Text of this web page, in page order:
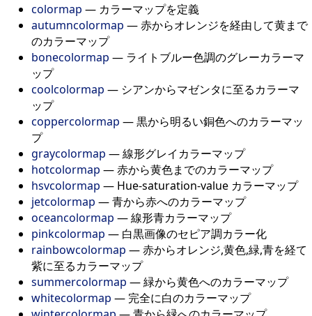
colormap — カラーマップを定義
autumncolormap — 赤からオレンジを経由して黄まで
のカラーマップ
bonecolormap — ライトブルー色調のグレーカラーマ
ップ
coolcolormap — シアンからマゼンタに至るカラーマ
ップ
coppercolormap — 黒から明るい銅色へのカラーマッ
プ
graycolormap — 線形グレイカラーマップ
hotcolormap — 赤から黄色までのカラーマップ
hsvcolormap — Hue-saturation-value カラーマップ
jetcolormap — 青から赤へのカラーマップ
oceancolormap — 線形青カラーマップ
pinkcolormap — 白黒画像のセピア調カラー化
rainbowcolormap — 赤からオレンジ,黄色,緑,青を経て
紫に至るカラーマップ
summercolormap — 緑から黄色へのカラーマップ
whitecolormap — 完全に白のカラーマップ